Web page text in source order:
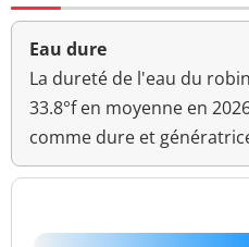
Bact. aér. revivifiables
à 22°-68h
1 n/
Bact. aér. revivifiables
à 36°-44h
Eau dure
La dureté de l'eau du
33.8°f en moyenne en
comme dure et